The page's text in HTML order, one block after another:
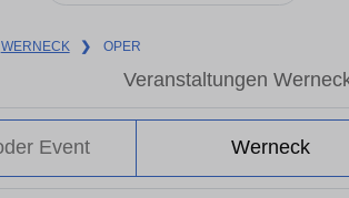
WERNECK ❯ OPER
Veranstaltungen